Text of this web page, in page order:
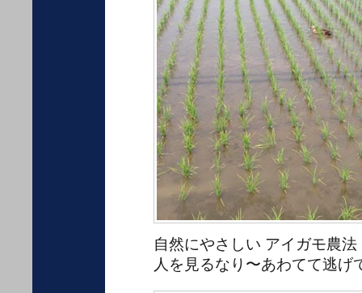
自然にやさしい アイガモ農法
人を見るなり〜あわてて逃